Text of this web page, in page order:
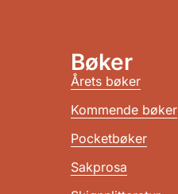
Bøker
Årets bøker
Kommende bøker
Pocketbøker
Sakprosa